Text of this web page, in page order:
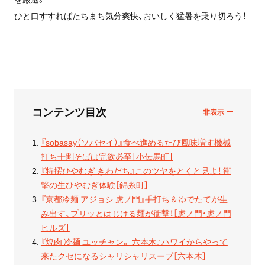
ひと口すすればたちまち気分爽快、おいしく猛暑を乗り切ろう！
コンテンツ目次
『sobasay（ソバセイ）』食べ進めるたび風味増す機械
打ち十割そばは完飲必至［小伝馬町］
『特撰ひやむぎ きわだち』このツヤをとくと見よ！ 衝
撃の生ひやむぎ体験［錦糸町］
『京都冷麺 アジョシ 虎ノ門』手打ち＆ゆでたてが生
み出す、プリッとはじける麺が衝撃！［虎ノ門・虎ノ門
ヒルズ］
『焼肉 冷麺 ユッチャン。 六本木』ハワイからやって
来たクセになるシャリシャリスープ［六本木］